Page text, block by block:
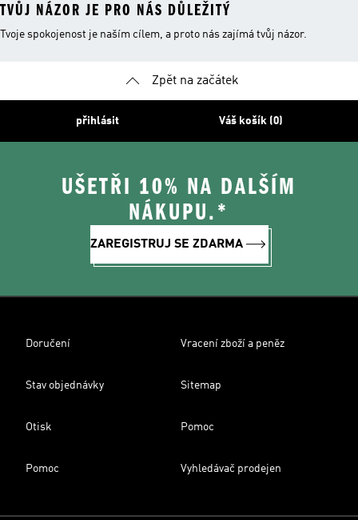
TVŮJ NÁZOR JE PRO NÁS DŮLEŽITÝ
Tvoje spokojenost je naším cílem, a proto nás zajímá tvůj názor.
Zpět na začátek
přihlásit Váš košík (0)
UŠETŘI 10% NA DALŠÍM
NÁKUPU.*
ZAREGISTRUJ SE ZDARMA
Doručení Vracení zboží a peněz
Stav objednávky Sitemap
Otisk Pomoc
Pomoc Vyhledávač prodejen